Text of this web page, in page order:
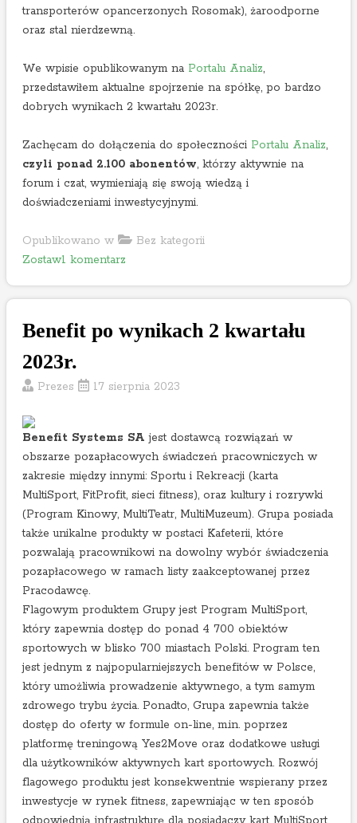
transporterów opancerzonych Rosomak), żaroodporne
oraz stal nierdzewną.
We wpisie opublikowanym na Portalu Analiz,
przedstawiłem aktualne spojrzenie na spółkę, po bardzo
dobrych wynikach 2 kwartału 2023r.
Zachęcam do dołączenia do społeczności Portalu Analiz,
czyli ponad 2.100 abonentów, którzy aktywnie na
forum i czat, wymieniają się swoją wiedzą i
doświadczeniami inwestycyjnymi.
Opublikowano w
Bez kategorii
Zostaw1 komentarzo
C
g
r
o
i
k
a
k
w
u
2
Benefit po wynikach 2 kwartału
2023r.
Prezes 17 sierpnia 2023
Benefit Systems SAjest dostawcą rozwiązań w
obszarze pozapłacowych świadczeń pracowniczych w
zakresie między innymi: Sportu i Rekreacji (karta
MultiSport, FitProfit, sieci fitness), oraz kultury i rozrywki
(Program Kinowy, MultiTeatr, MultiMuzeum). Grupa posiada
także unikalne produkty w postaci Kafeterii, które
pozwalają pracownikowi na dowolny wybór świadczenia
pozapłacowego w ramach listy zaakceptowanej przez
Pracodawcę.
Flagowym produktem Grupy jest Program MultiSport,
który zapewnia dostęp do ponad 4 700 obiektów
sportowych w blisko 700 miastach Polski. Program ten
jest jednym z najpopularniejszych benefitów w Polsce,
który umożliwia prowadzenie aktywnego, a tym samym
zdrowego trybu życia. Ponadto, Grupa zapewnia także
dostęp do oferty w formule on-line, m.in. poprzez
platformę treningową Yes2Move oraz dodatkowe usługi
dla użytkowników aktywnych kart sportowych. Rozwój
flagowego produktu jest konsekwentnie wspierany przez
inwestycje w rynek fitness, zapewniając w ten sposób